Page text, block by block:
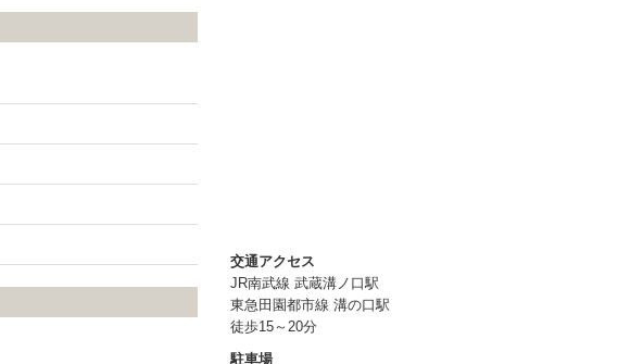
交通アクセス
JR南武線 武蔵溝ノ口駅
東急田園都市線 溝の口駅
徒歩15～20分
駐車場